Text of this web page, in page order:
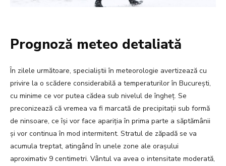
Prognoză meteo detaliată
În zilele următoare, specialiștii în meteorologie avertizează cu
privire la o scădere considerabilă a temperaturilor în București,
cu minime ce vor putea cădea sub nivelul de îngheț. Se
preconizează că vremea va fi marcată de precipitații sub formă
de ninsoare, ce își vor face apariția în prima parte a săptămânii
și vor continua în mod intermitent. Stratul de zăpadă se va
acumula treptat, atingând în unele zone ale orașului
aproximativ 9 centimetri. Vântul va avea o intensitate moderată,